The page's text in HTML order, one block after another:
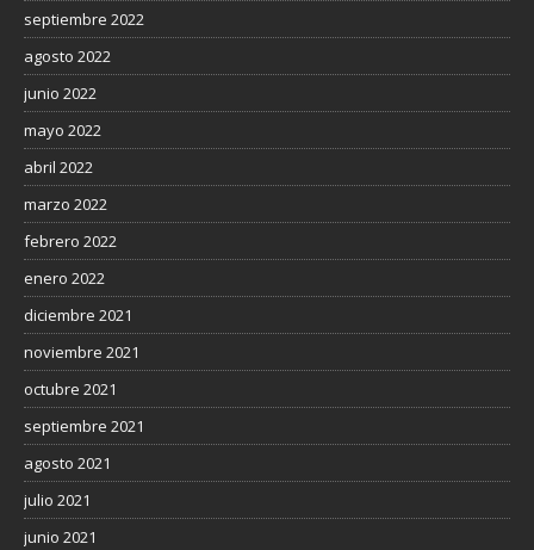
septiembre 2022
agosto 2022
junio 2022
mayo 2022
abril 2022
marzo 2022
febrero 2022
enero 2022
diciembre 2021
noviembre 2021
octubre 2021
septiembre 2021
agosto 2021
julio 2021
junio 2021